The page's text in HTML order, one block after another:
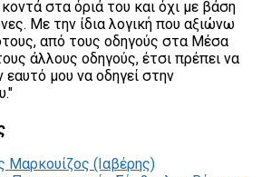
στα όριά του και όχι με βάση
Με την ίδια λογική που αξιώνω
από τους οδηγούς στα Μέσα
άλλους οδηγούς, έτσι πρέπει να
μου να οδηγεί στην
Μαρκουίζος (Ιαβέρης)